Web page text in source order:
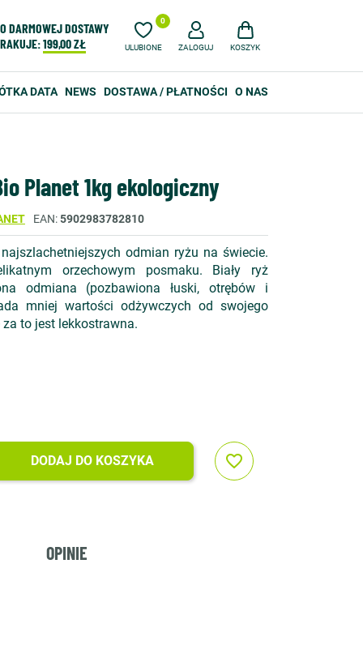
DARMOWEJ DOSTAWY
199,00 ZŁ ULUBIONE
0
ZALOGUJ KOSZYK
DATA NEWS DOSTAWA / PŁATNOŚCI O NAS
Planet 1kg ekologiczny
EAN 5902983782810
odmian ryżu na świecie.
orzechowym posmaku. Biały ryż
odmiana (pozbawiona łuski, otrębów i
mniej wartości odżywczych od swojego
to jest lekkostrawna.
DODAJ DO KOSZYKA favorite_border
OPINIE